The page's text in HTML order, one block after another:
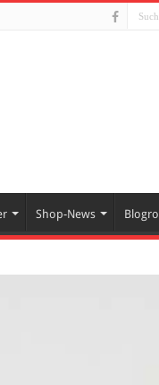
Shop-News Blogroll